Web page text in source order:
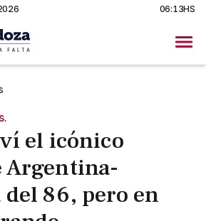
06:13HS
el icónico
Argentina-
86, pero en